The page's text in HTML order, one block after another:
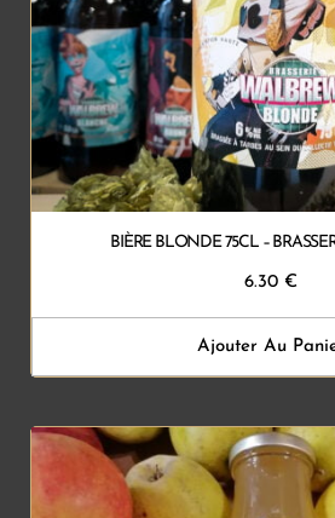
BIÈRE BLONDE 75CL –
6.30 €
Ajouter Au